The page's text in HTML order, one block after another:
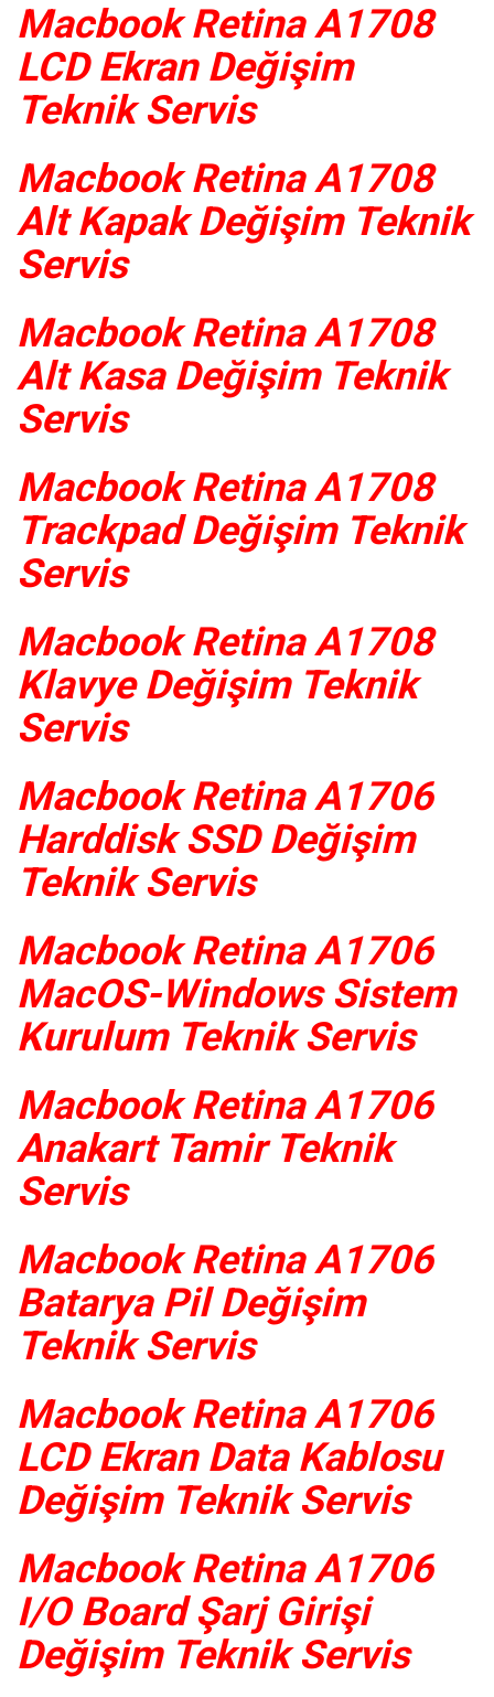
Macbook Retina A1708
LCD Ekran Değişim
Teknik Servis
Macbook Retina A1708
Alt Kapak Değişim Teknik
Servis
Macbook Retina A1708
Alt Kasa Değişim Teknik
Servis
Macbook Retina A1708
Trackpad Değişim Teknik
Servis
Macbook Retina A1708
Klavye Değişim Teknik
Servis
Macbook Retina A1706
Harddisk SSD Değişim
Teknik Servis
Macbook Retina A1706
MacOS-Windows Sistem
Kurulum Teknik Servis
Macbook Retina A1706
Anakart Tamir Teknik
Servis
Macbook Retina A1706
Batarya Pil Değişim
Teknik Servis
Macbook Retina A1706
LCD Ekran Data Kablosu
Değişim Teknik Servis
Macbook Retina A1706
I/O Board Şarj Girişi
Değişim Teknik Servis